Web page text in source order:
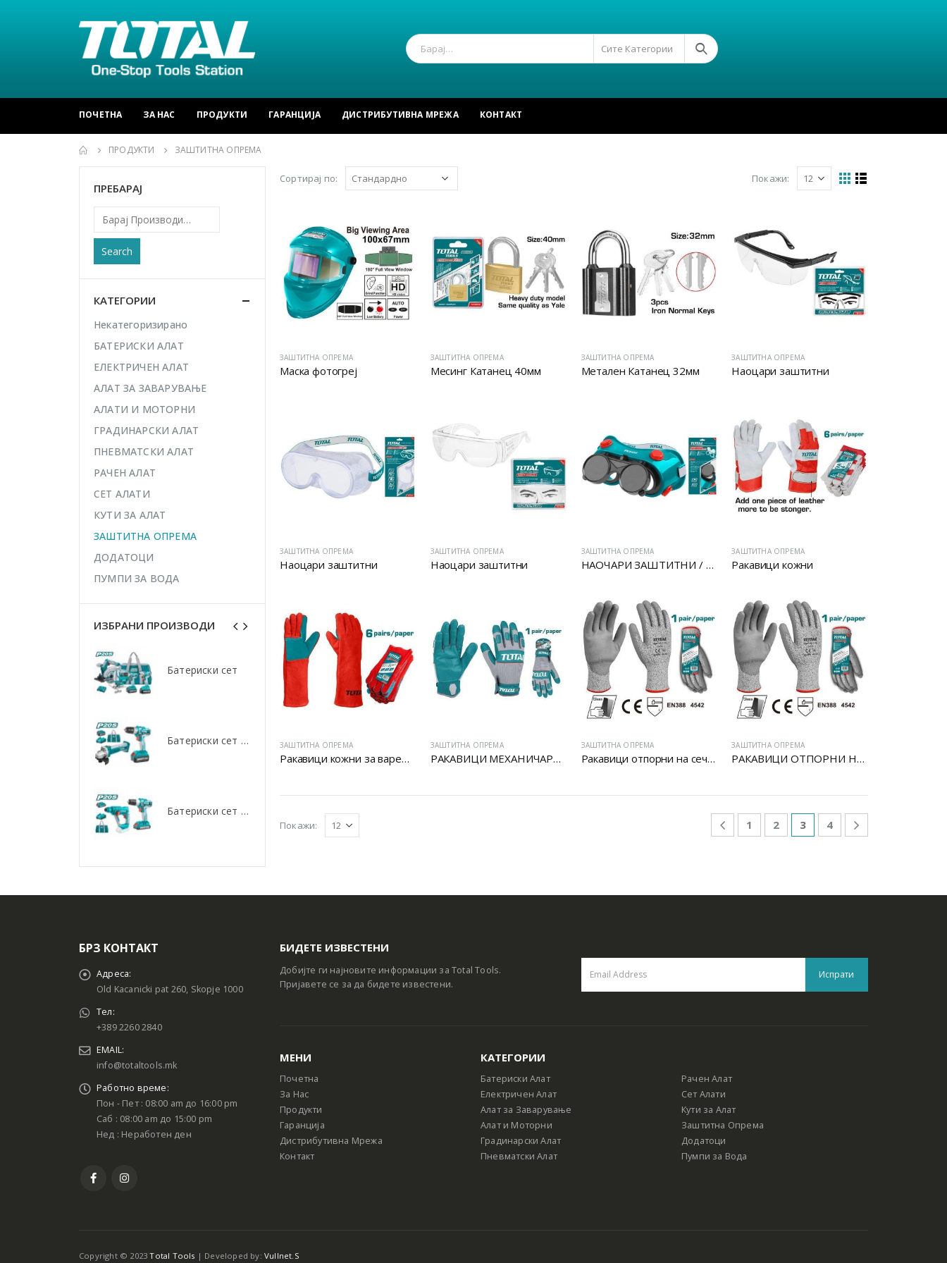
Сите Категории
ПОЧЕТНА ЗА НАС ПРОДУКТИ ГАРАНЦИЈА ДИСТРИБУТИВНА МРЕЖА КОНТАКТ
ПРОДУКТИ ЗАШТИТНА ОПРЕМА
Сортирај по: Покажи:
ЗАШТИТНА ОПРЕМА
Маска фотогреј
ЗАШТИТНА ОПРЕМА
Месинг Катанец 40мм
ЗАШТИТНА ОПРЕМА
Метален Катанец 32мм
ЗАШТИТНА ОПРЕМА
Наоцари заштитни
ЗАШТИТНА ОПРЕМА
Наоцари заштитни
ЗАШТИТНА ОПРЕМА
Наоцари заштитни
ЗАШТИТНА ОПРЕМА
НАОЧАРИ ЗАШТИТНИ / ВАРЕЊЕ
ЗАШТИТНА ОПРЕМА
Ракавици кожни
ЗАШТИТНА ОПРЕМА
Ракавици кожни за варење
ЗАШТИТНА ОПРЕМА
РАКАВИЦИ МЕХАНИЧАРСКИ
ЗАШТИТНА ОПРЕМА
Ракавици отпорни на сечење
ЗАШТИТНА ОПРЕМА
РАКАВИЦИ ОТПОРНИ НА СЕЧЕЊЕ
Покажи: 1 2 3 4
ПРЕБАРАЈ
Search
КАТЕГОРИИ
Некатегоризирано
БАТЕРИСКИ АЛАТ
ЕЛЕКТРИЧЕН АЛАТ
АЛАТ ЗА ЗАВАРУВАЊЕ
АЛАТИ И МОТОРНИ
ГРАДИНАРСКИ АЛАТ
ПНЕВМАТСКИ АЛАТ
РАЧЕН АЛАТ
СЕТ АЛАТИ
КУТИ ЗА АЛАТ
ЗАШТИТНА ОПРЕМА
ДОДАТОЦИ
ПУМПИ ЗА ВОДА
ИЗБРАНИ ПРОИЗВОДИ
Батериски сет
Батериски сет Брусалица и Бормашина 20V
Батериски сет Ротирачки Чекан и Бормашина 20V
Батериски сет Батериски сет Батериски сет
Батериски сет Ротирачки Чекан и Бормашина 20V
БРЗ КОНТАКТ
Адреса:
Old Kacanicki pat 260, Skopje 1000
Тел:
+389 2260 2840
EMAIL:
info@totaltools.mk
Работно време:
Пон - Пет : 08:00 am до 16:00 pm
Саб : 08:00 am до 15:00 pm
Нед : Неработен ден
БИДЕТЕ ИЗВЕСТЕНИ
Добијте ги најновите информации за Total Tools.
Пријавете се за да бидете известени.
МЕНИ
Почетна
За Нас
Продукти
Гаранција
Дистрибутивна Мрежа
Контакт
КАТЕГОРИИ
Батериски Алат
Електричен Алат
Алат за Заварување
Алат и Моторни
Градинарски Алат
Пневматски Алат
Рачен Алат
Сет Алати
Кути за Алат
Заштитна Опрема
Додатоци
Пумпи за Вода
Copyright © 2023Total Tools | Developed by:Vullnet.S